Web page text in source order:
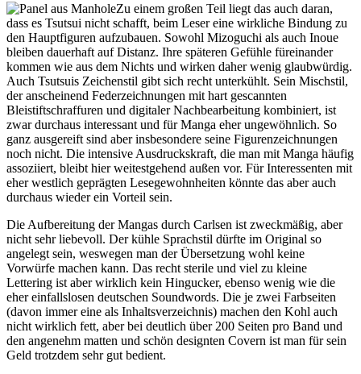
Zu einem großen Teil liegt das auch daran,
dass es Tsutsui nicht schafft, beim Leser eine wirkliche Bindung zu
den Hauptfiguren aufzubauen. Sowohl Mizoguchi als auch Inoue
bleiben dauerhaft auf Distanz. Ihre späteren Gefühle füreinander
kommen wie aus dem Nichts und wirken daher wenig glaubwürdig.
Auch Tsutsuis Zeichenstil gibt sich recht unterkühlt. Sein Mischstil,
der anscheinend Federzeichnungen mit hart gescannten
Bleistiftschraffuren und digitaler Nachbearbeitung kombiniert, ist
zwar durchaus interessant und für Manga eher ungewöhnlich. So
ganz ausgereift sind aber insbesondere seine Figurenzeichnungen
noch nicht. Die intensive Ausdruckskraft, die man mit Manga häufig
assoziiert, bleibt hier weitestgehend außen vor. Für Interessenten mit
eher westlich geprägten Lesegewohnheiten könnte das aber auch
durchaus wieder ein Vorteil sein.
Die Aufbereitung der Mangas durch Carlsen ist zweckmäßig, aber
nicht sehr liebevoll. Der kühle Sprachstil dürfte im Original so
angelegt sein, weswegen man der Übersetzung wohl keine
Vorwürfe machen kann. Das recht sterile und viel zu kleine
Lettering ist aber wirklich kein Hingucker, ebenso wenig wie die
eher einfallslosen deutschen Soundwords. Die je zwei Farbseiten
(davon immer eine als Inhaltsverzeichnis) machen den Kohl auch
nicht wirklich fett, aber bei deutlich über 200 Seiten pro Band und
den angenehm matten und schön designten Covern ist man für sein
Geld trotzdem sehr gut bedient.